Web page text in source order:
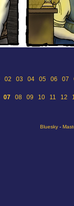
02 03 04 05 06 07
07 08 09 10 11 12
Bluesky-